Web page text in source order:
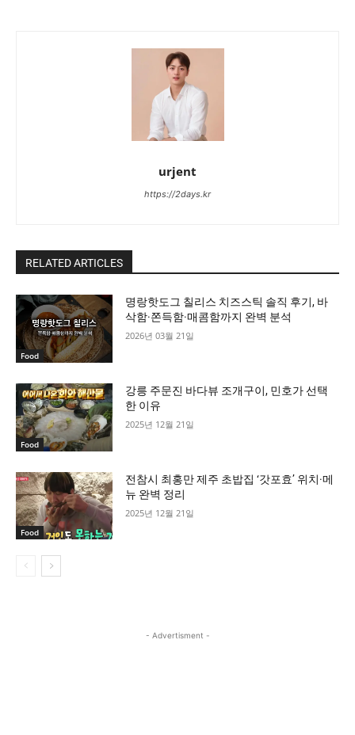
urjent
https://2days.kr
RELATED ARTICLES
Food
명랑핫도그 칠리스 치즈스틱 솔직 후기, 바
삭함·쫀득함·매콤함까지 완벽 분석
2026년 03월 21일
Food
강릉 주문진 바다뷰 조개구이, 민호가 선택
한 이유
2025년 12월 21일
Food
전참시 최홍만 제주 초밥집 ‘갓포효’ 위치·메
뉴 완벽 정리
2025년 12월 21일
- Advertisment -